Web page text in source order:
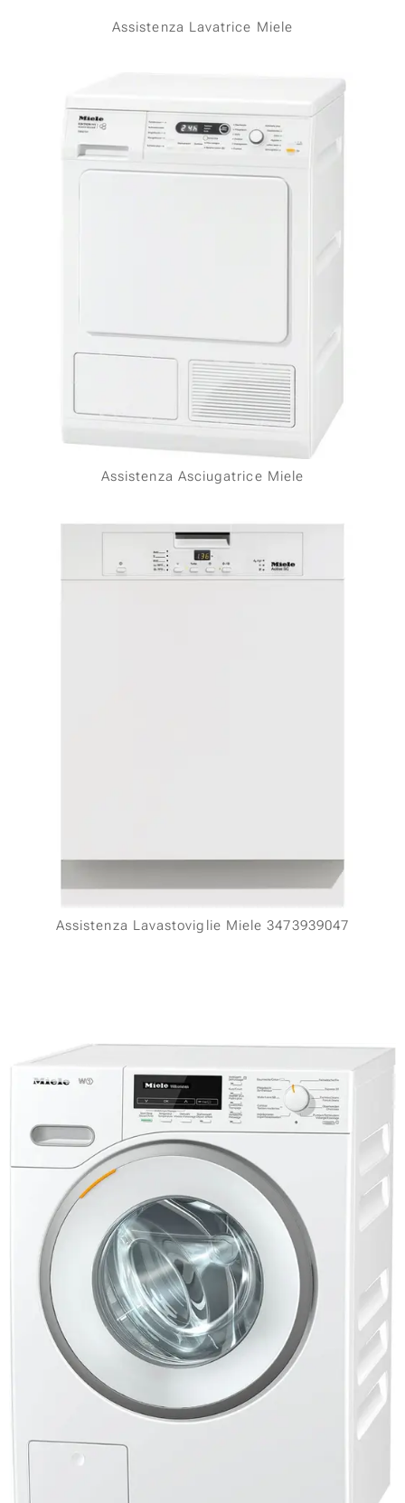
Assistenza Lavatrice Miele
Assistenza Asciugatrice Miele
Assistenza Lavastoviglie Miele 3473939047